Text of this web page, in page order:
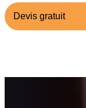
Devis gratuit